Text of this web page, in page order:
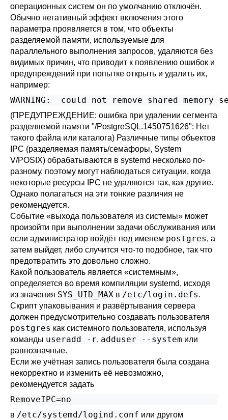
операционных систем он по умолчанию отключён.
Обычно негативный эффект включения этого
параметра проявляется в том, что объекты
разделяемой памяти, используемые для
параллельного выполнения запросов, удаляются без
видимых причин, что приводит к появлению ошибок и
предупреждений при попытке открыть и удалить их,
например:
(ПРЕДУПРЕЖДЕНИЕ: ошибка при удалении сегмента
разделяемой памяти "/PostgreSQL.1450751626": Нет
такого файла или каталога) Различные типы объектов
IPC (разделяемая память/семафоры, System
V/POSIX) обрабатываются в systemd несколько по-
разному, поэтому могут наблюдаться ситуации, когда
некоторые ресурсы IPC не удаляются так, как другие.
Однако полагаться на эти тонкие различия не
рекомендуется.
Событие «выхода пользователя из системы» может
произойти при выполнении задачи обслуживания или
если администратор войдёт под именем postgres, а
затем выйдет, либо случится что-то подобное, так что
предотвратить это довольно сложно.
Какой пользователь является «системным»,
определяется во время компиляции systemd, исходя
из значения SYS_UID_MAX в /etc/login.defs.
Скрипт упаковывания и развёртывания сервера
должен предусмотрительно создавать пользователя
postgres как системного пользователя, используя
команды useradd -r, adduser --system или
равнозначные.
Если же учётная запись пользователя была создана
некорректно и изменить её невозможно,
рекомендуется задать
RemoveIPC=no
в /etc/systemd/logind.conf или другом